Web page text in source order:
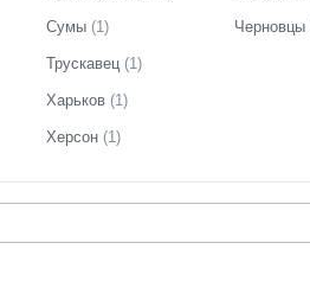
Сумы (1)
Трускавец (1)
Харьков (1)
Херсон (1)
Черновцы